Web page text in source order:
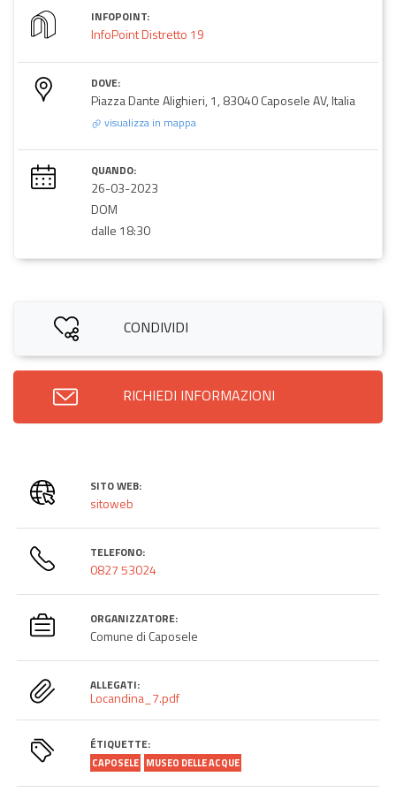
INFOPOINT:
InfoPoint Distretto 19
DOVE:
Piazza Dante Alighieri, 1, 83040 Caposele AV, Italia
visualizza in mappa
QUANDO:
26-03-2023
DOM
dalle 18:30
CONDIVIDI
RICHIEDI INFORMAZIONI
SITO WEB:
sitoweb
TELEFONO:
0827 53024
ORGANIZZATORE:
Comune di Caposele
ALLEGATI:
Locandina_7.pdf
ÉTIQUETTE:
CAPOSELE MUSEO DELLE ACQUE